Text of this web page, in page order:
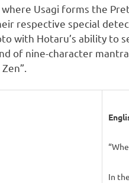
Usagi forms the
respective special
with Hotaru’s ability to
of nine-character
In